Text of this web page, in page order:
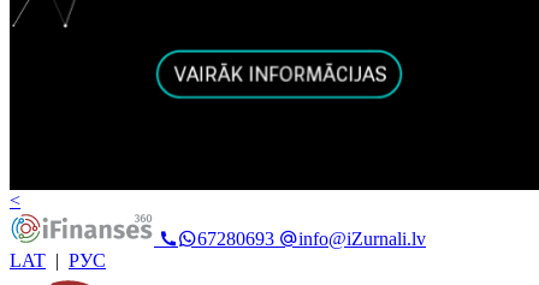
<
67280693
info@iZurnali.lv
LAT | РУС